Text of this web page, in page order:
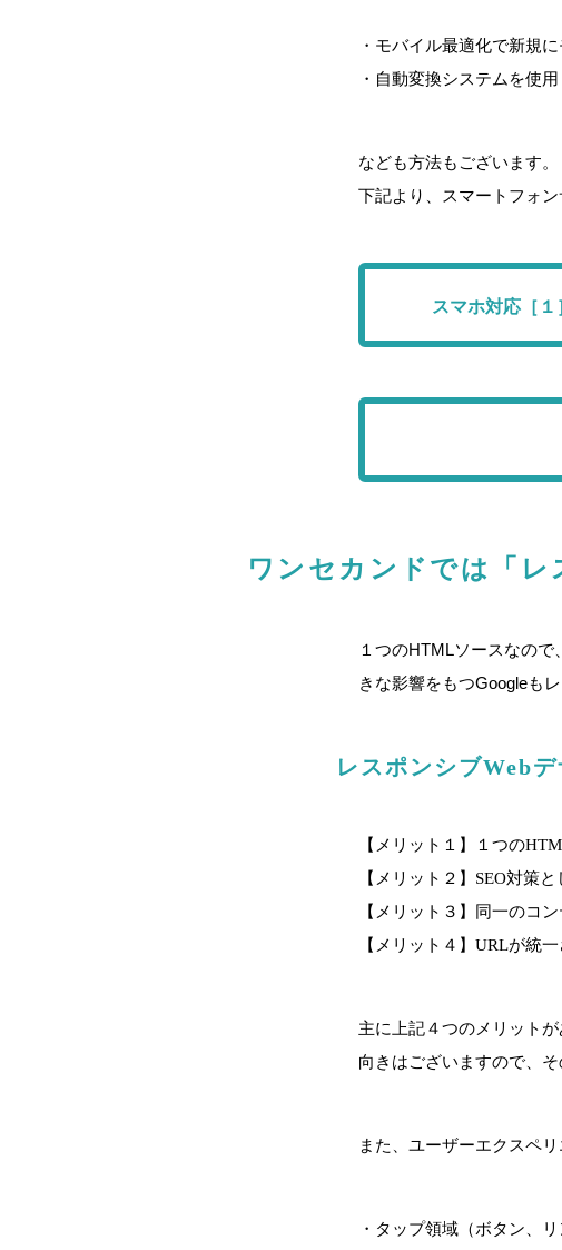
・モバイル最適化で新規
・自動変換システムを使
なども方法もございます。
下記より、スマートフォ
スマホ対応［１
ワンセカンドでは「
１つのHTMLソースなの
きな影響をもつGoogleも
レスポンシブWeb
【メリット１】１つの
【メリット２】SEO対策
【メリット３】同一のコ
【メリット４】URLが統
主に上記４つのメリット
向きはございますので、
また、ユーザーエクスペ
・タップ領域（ボタン、